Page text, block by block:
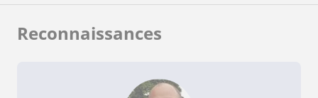
Reconnaissances